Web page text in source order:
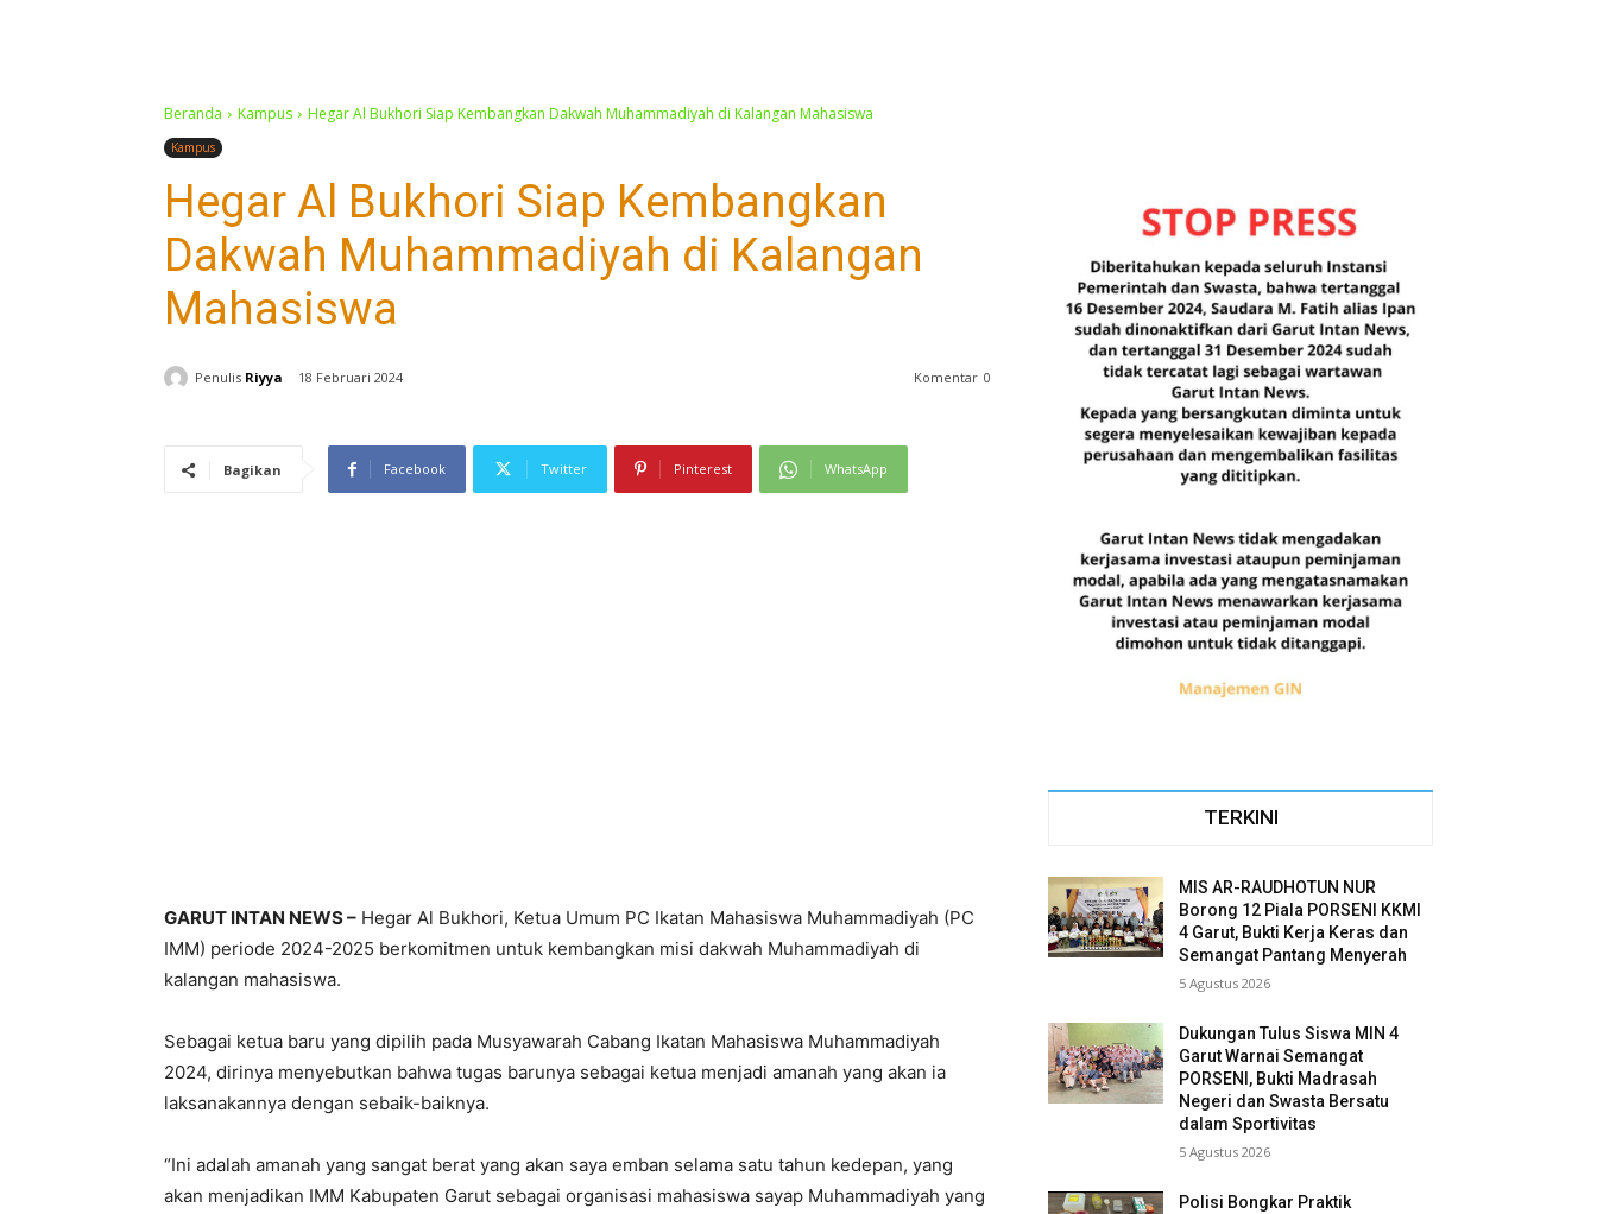
Beranda Kampus Hegar Al Bukhori Siap Kembangkan Dakwah Muhammadiyah di Kalangan Mahasiswa
Kampus
Hegar Al Bukhori Siap Kembangkan
Dakwah Muhammadiyah di Kalangan
Mahasiswa
Penulis Riyya 18 Februari 2024 Komentar 0
Bagikan Facebook Twitter Pinterest WhatsApp
GARUT INTAN NEWS – Hegar Al Bukhori, Ketua Umum PC Ikatan Mahasiswa Muhammadiyah (PC
IMM) periode 2024-2025 berkomitmen untuk kembangkan misi dakwah Muhammadiyah di
kalangan mahasiswa.
Sebagai ketua baru yang dipilih pada Musyawarah Cabang Ikatan Mahasiswa Muhammadiyah
2024, dirinya menyebutkan bahwa tugas barunya sebagai ketua menjadi amanah yang akan ia
laksanakannya dengan sebaik-baiknya.
“Ini adalah amanah yang sangat berat yang akan saya emban selama satu tahun kedepan, yang
akan menjadikan IMM Kabupaten Garut sebagai organisasi mahasiswa sayap Muhammadiyah yang
TERKINI
MIS AR-RAUDHOTUN NUR
Borong 12 Piala PORSENI KKMI
4 Garut, Bukti Kerja Keras dan
Semangat Pantang Menyerah
5 Agustus 2026
Dukungan Tulus Siswa MIN 4
Garut Warnai Semangat
PORSENI, Bukti Madrasah
Negeri dan Swasta Bersatu
dalam Sportivitas
5 Agustus 2026
Polisi Bongkar Praktik